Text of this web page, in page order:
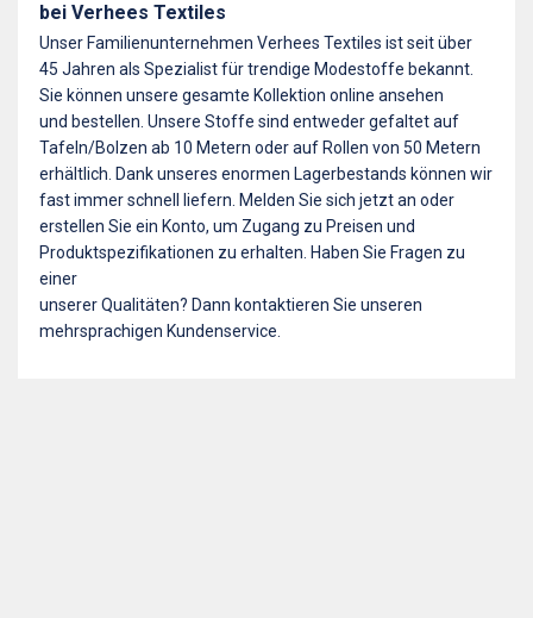
bei Verhees Textiles
Unser Familienunternehmen Verhees Textiles ist seit über
45 Jahren als Spezialist für trendige Modestoffe bekannt.
Sie können unsere gesamte Kollektion online ansehen
und bestellen. Unsere Stoffe sind entweder gefaltet auf
Tafeln/Bolzen ab 10 Metern oder auf Rollen von 50 Metern
erhältlich. Dank unseres enormen Lagerbestands können wir
fast immer schnell liefern. Melden Sie sich jetzt an oder
erstellen Sie ein Konto, um Zugang zu Preisen und
Produktspezifikationen zu erhalten. Haben Sie Fragen zu
einer
unserer Qualitäten? Dann kontaktieren Sie unseren
mehrsprachigen Kundenservice.